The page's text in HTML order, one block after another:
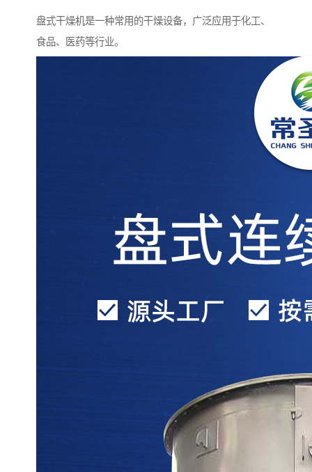
盘式干燥机是一种常用的干燥设备，广泛应用于化工、
食品、医药等行业。